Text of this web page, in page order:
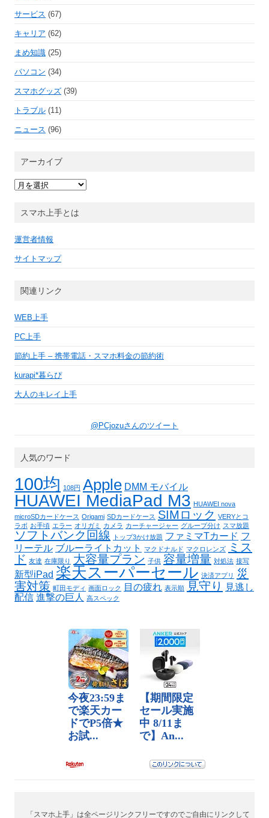
サービス (67)
キャリア (62)
まめ知識 (25)
パソコン (34)
スマホグッズ (39)
トラブル (11)
ニュース (96)
アーカイブ
ア
ー
ブスマホ上手とは
運営者情報
サイトマップ
関連リンク
WEB上手
PC上手
節約上手 – 携帯電話・スマホ料金の節約術
kurapi*暮らぴ
大人のキレイ上手
@PCjozuさんのツイート
人気のワード
100均 108円 Apple DMM モバイル
HUAWEI MediaPad M3 HUAWEI nova
microSDカードケース Origami SDカードケース SIMロック VERYとコ
ラボ お手頃 エラー オリガミ カメラ カーチャージャー グループ分け スマ放題
ソフトバンク回線 トップ3かけ放題 ファミマTカード フ
リーテル ブルーライトカット マクドナルド マクロレンズ
ミス
ド 友達 在庫限り 大容量プラン 子供 容量増量 対処法 接写
新型iPad 楽天スーパーセール 決済アプリ
災
害対策 町田モディ 画面ロック 目の疲れ 表示順 見守り
見逃し
配信 進撃の巨人 高スペック
「スマホ上手」は全ページリンクフリーですのでご自由にリンクして